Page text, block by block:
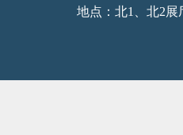
地点：北1、北2展